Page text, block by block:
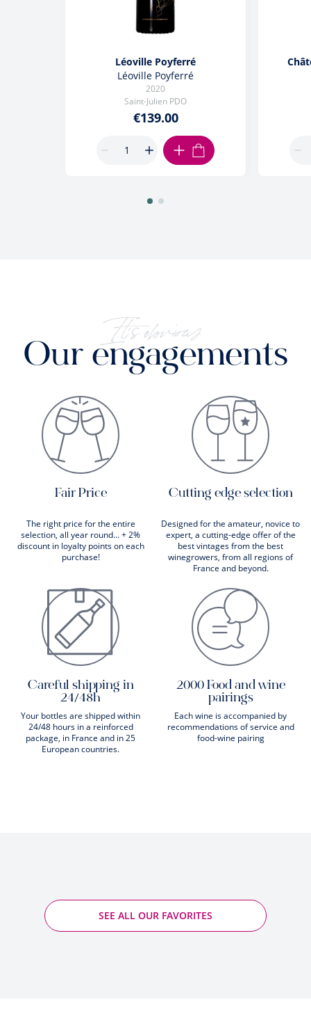
Léoville Poyferré
Léoville Poyferré
2020
Saint-Julien PDO
€139.00
ADD TO CART
It's obvious
Our engagements
Fair Price
The right price for the entire
selection, all year round... + 2%
discount in loyalty points on each
purchase!
Cutting edge selection
Designed for the amateur, novice to
expert, a cutting-edge offer of the
best vintages from the best
winegrowers, from all regions of
France and beyond.
Careful shipping in
24/48h
Your bottles are shipped within
24/48 hours in a reinforced
package, in France and in 25
European countries.
2000 Food and wine
pairings
Each wine is accompanied by
recommendations of service and
food-wine pairing
SEE ALL OUR FAVORITES